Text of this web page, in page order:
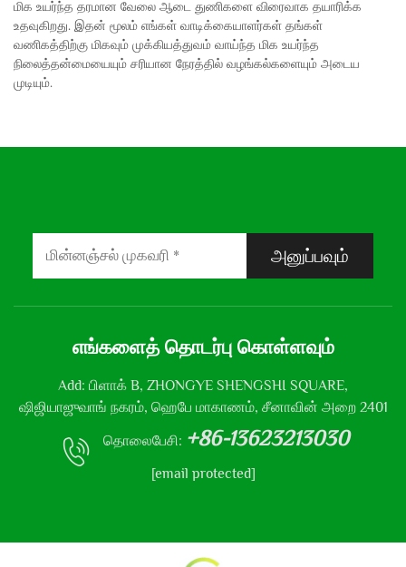
மிக உயர்ந்த தரமான வேலை ஆடை துணிகளை விரைவாக தயாரிக்க
உதவுகிறது. இதன் மூலம் எங்கள் வாடிக்கையாளர்கள் தங்கள்
வணிகத்திற்கு மிகவும் முக்கியத்துவம் வாய்ந்த மிக உயர்ந்த
நிலைத்தன்மையையும் சரியான நேரத்தில் வழங்கல்களையும் அடைய
முடியும்.
அனுப்பவும்
எங்களைத் தொடர்பு கொள்ளவும்
Add: பிளாக் B, ZHONGYE SHENGSHI SQUARE,
ஷிஜியாஜுவாங் நகரம், ஹெபே மாகாணம், சீனாவின் அறை 2401
தொலைபேசி: +86-13623213030
[email protected]